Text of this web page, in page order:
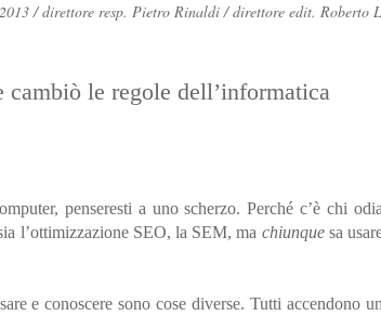
/direttore resp. Pietro Rinaldi /direttore edit. Roberto
le regole dell’informatica
penseresti a uno scherzo. Perché c’è chi odia
l’ottimizzazione SEO, la SEM, ma chiunque sa
e conoscere sono cose diverse. Tutti accendono un